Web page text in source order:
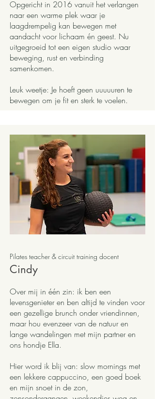
Opgericht in 2016 vanuit het verlangen
naar een warme plek waar je
laagdrempelig kan bewegen met
aandacht voor lichaam én geest. Nu
uitgegroeid tot een eigen studio waar
beweging, rust en verbinding
samenkomen.
Leuk weetje: Je hoeft geen uuuuuren te
bewegen om je fit en sterk te voelen.
Pilates teacher & circuit training docent
Cindy
Over mij in één zin: ik ben een
levensgenieter en ben altijd te vinden voor
een gezellige brunch onder vriendinnen,
maar hou evenzeer van de natuur en
lange wandelingen met mijn partner en
ons hondje Ella.
Hier word ik blij van: slow mornings met
een lekkere cappuccino, een goed boek
en mijn snoet in de zon,